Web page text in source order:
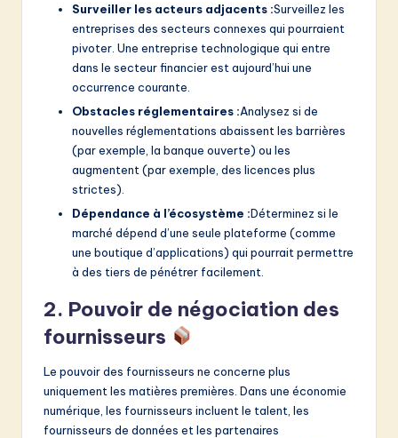
Surveiller les acteurs adjacents :Surveillez les
entreprises des secteurs connexes qui pourraient
pivoter. Une entreprise technologique qui entre
dans le secteur financier est aujourd’hui une
occurrence courante.
Obstacles réglementaires :Analysez si de
nouvelles réglementations abaissent les barrières
(par exemple, la banque ouverte) ou les
augmentent (par exemple, des licences plus
strictes).
Dépendance à l’écosystème :Déterminez si le
marché dépend d’une seule plateforme (comme
une boutique d’applications) qui pourrait permettre
à des tiers de pénétrer facilement.
2. Pouvoir de négociation des
fournisseurs
Le pouvoir des fournisseurs ne concerne plus
uniquement les matières premières. Dans une économie
numérique, les fournisseurs incluent le talent, les
fournisseurs de données et les partenaires